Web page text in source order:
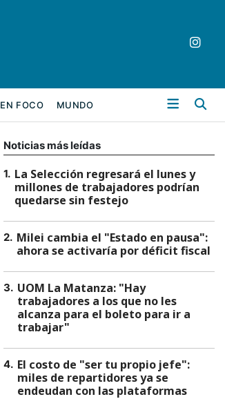
EN FOCO MUNDO
Noticias más leídas
1. La Selección regresará el lunes y
millones de trabajadores podrían
quedarse sin festejo
2. Milei cambia el "Estado en pausa":
ahora se activaría por déficit fiscal
3. UOM La Matanza: "Hay
trabajadores a los que no les
alcanza para el boleto para ir a
trabajar"
4. El costo de "ser tu propio jefe":
miles de repartidores ya se
endeudan con las plataformas